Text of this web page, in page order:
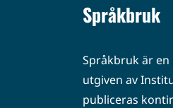
Språkbruk
Språkbruk är
utgiven av
publiceras